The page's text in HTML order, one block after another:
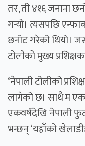
तर, ती ४१६ जनामा
गर्‍यो। त्यसपछि
छनोट गरेको थियो।
टोलीको मुख्य
‘नेपाली टोलीको
लागेको छ। साथै म
एकवर्षदेखि नेपाली
भन्छन् ‘यहाँको